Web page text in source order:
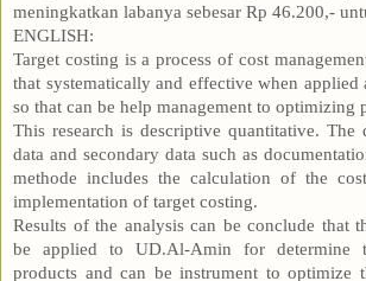
meningkatkan labanya sebesar Rp 46.200,-
ENGLISH:
Target costing is a process of cost
that systematically and effective when applied
so that can be help management to optimizing
This research is descriptive quantitative. The
data and secondary data such as
methode includes the calculation of the
implementation of target costing.
Results of the analysis can be conclude that
be applied to UD.Al-Amin for determine
products and can be instrument to optimize